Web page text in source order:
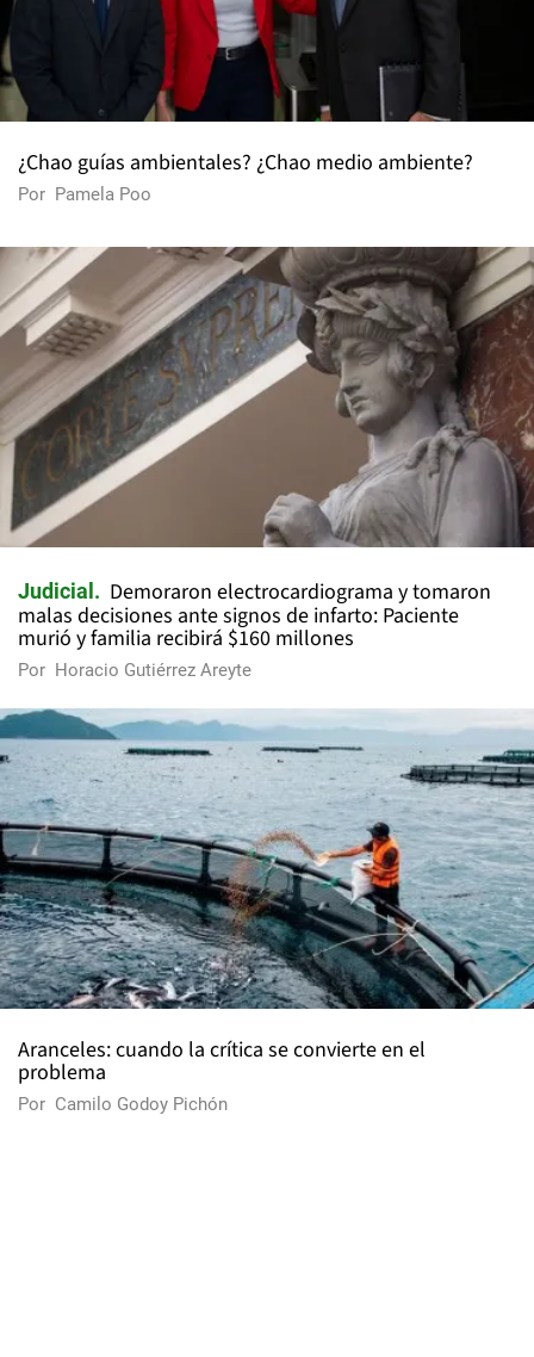
¿Chao guías ambientales? ¿Chao medio ambiente?
Por Pamela Poo
Judicial
Demoraron electrocardiograma y tomaron
malas decisiones ante signos de infarto: Paciente
murió y familia recibirá $160 millones
Por Horacio Gutiérrez Areyte
Aranceles: cuando la crítica se convierte en el
problema
Por Camilo Godoy Pichón